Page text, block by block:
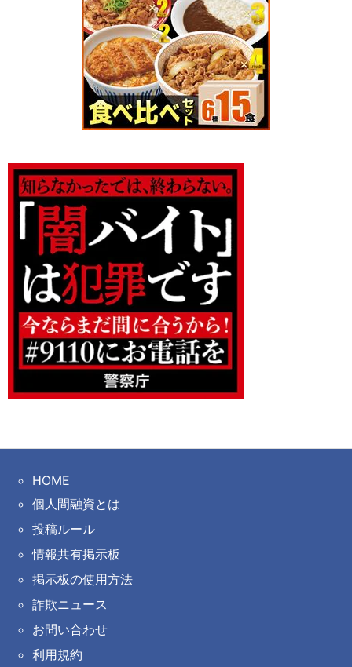
HOME
個人間融資とは
投稿ルール
情報共有掲示板
掲示板の使用方法
詐欺ニュース
お問い合わせ
利用規約